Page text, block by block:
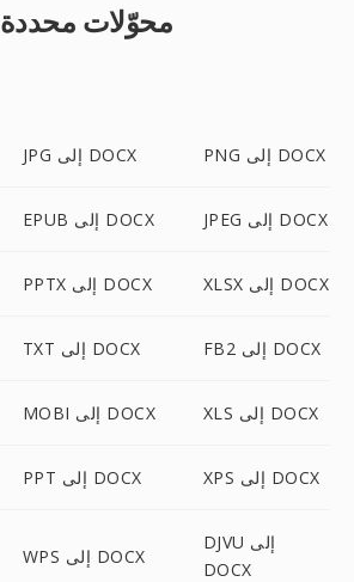
محوّلات محددة
JPG إلى DOCX PNG إلى DOCX
EPUB إلى DOCX JPEG إلى DOCX
PPTX إلى DOCX XLSX إلى DOCX
TXT إلى DOCX FB2 إلى DOCX
MOBI إلى DOCX XLS إلى DOCX
PPT إلى DOCX XPS إلى DOCX
WPS إلى DOCX
DJVU إلى
DOCX